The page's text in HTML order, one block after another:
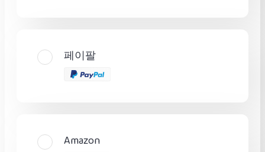
페이팔
Amazon